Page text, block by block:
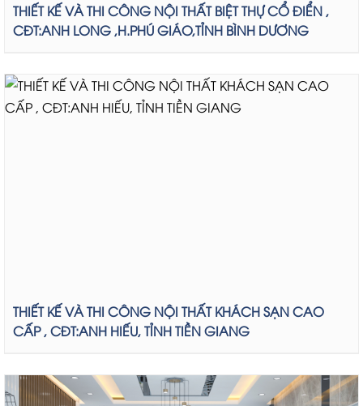
THIẾT KẾ VÀ THI CÔNG NỘI THẤT BIỆT THỰ CỔ ĐIỂN ,
CĐT:ANH LONG ,H.PHÚ GIÁO,TỈNH BÌNH DƯƠNG
THIẾT KẾ VÀ THI CÔNG NỘI THẤT KHÁCH SẠN CAO
CẤP , CĐT:ANH HIẾU, TỈNH TIỀN GIANG